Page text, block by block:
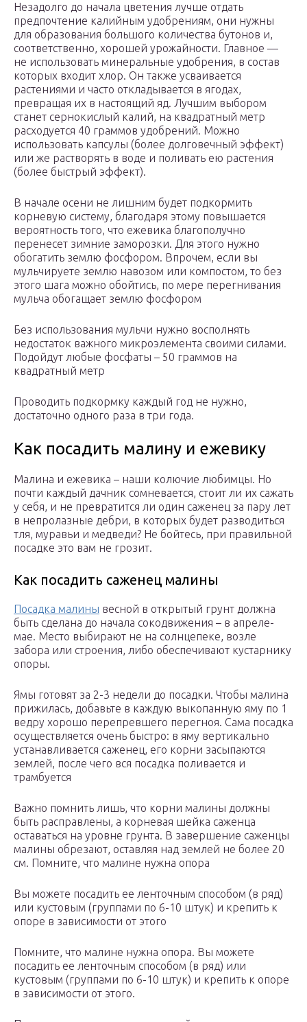
Незадолго до начала цветения лучше отдать
предпочтение калийным удобрениям, они нужны
для образования большого количества бутонов и,
соответственно, хорошей урожайности. Главное —
не использовать минеральные удобрения, в состав
которых входит хлор. Он также усваивается
растениями и часто откладывается в ягодах,
превращая их в настоящий яд. Лучшим выбором
станет сернокислый калий, на квадратный метр
расходуется 40 граммов удобрений. Можно
использовать капсулы (более долговечный эффект)
или же растворять в воде и поливать ею растения
(более быстрый эффект).
В начале осени не лишним будет подкормить
корневую систему, благодаря этому повышается
вероятность того, что ежевика благополучно
перенесет зимние заморозки. Для этого нужно
обогатить землю фосфором. Впрочем, если вы
мульчируете землю навозом или компостом, то без
этого шага можно обойтись, по мере перегнивания
мульча обогащает землю фосфором
Без использования мульчи нужно восполнять
недостаток важного микроэлемента своими силами.
Подойдут любые фосфаты – 50 граммов на
квадратный метр
Проводить подкормку каждый год не нужно,
достаточно одного раза в три года.
Как посадить малину и ежевику
Малина и ежевика – наши колючие любимцы. Но
почти каждый дачник сомневается, стоит ли их сажать
у себя, и не превратится ли один саженец за пару лет
в непролазные дебри, в которых будет разводиться
тля, муравьи и медведи? Не бойтесь, при правильной
посадке это вам не грозит.
Как посадить саженец малины
Посадка малины весной в открытый грунт должна
быть сделана до начала сокодвижения – в апреле-
мае. Место выбирают не на солнцепеке, возле
забора или строения, либо обеспечивают кустарнику
опоры.
Ямы готовят за 2-3 недели до посадки. Чтобы малина
прижилась, добавьте в каждую выкопанную яму по 1
ведру хорошо перепревшего перегноя. Сама посадка
осуществляется очень быстро: в яму вертикально
устанавливается саженец, его корни засыпаются
землей, после чего вся посадка поливается и
трамбуется
Важно помнить лишь, что корни малины должны
быть расправлены, а корневая шейка саженца
оставаться на уровне грунта. В завершение саженцы
малины обрезают, оставляя над землей не более 20
см. Помните, что малине нужна опора
Вы можете посадить ее ленточным способом (в ряд)
или кустовым (группами по 6-10 штук) и крепить к
опоре в зависимости от этого
Помните, что малине нужна опора. Вы можете
посадить ее ленточным способом (в ряд) или
кустовым (группами по 6-10 штук) и крепить к опоре
в зависимости от этого.